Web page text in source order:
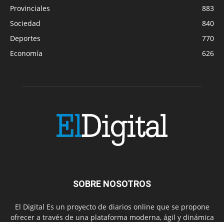
Provinciales
883
Sociedad
840
Deportes
770
Economía
626
SOBRE NOSOTROS
El Digital Es un proyecto de diarios online que se propone
ofrecer a través de una plataforma moderna, ágil y dinámica